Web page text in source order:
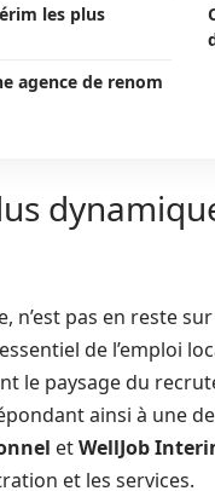
les plus
agence de renom
n’est pas en reste
de l’emploi
le paysage du
ainsi à une
etWellJob
et les services.